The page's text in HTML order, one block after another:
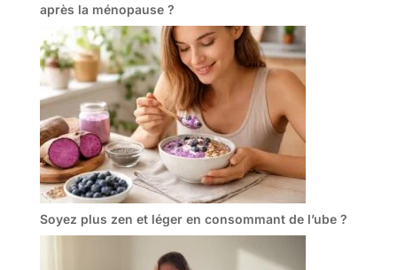
après la ménopause ?
Soyez plus zen et léger en consommant de l’ube ?